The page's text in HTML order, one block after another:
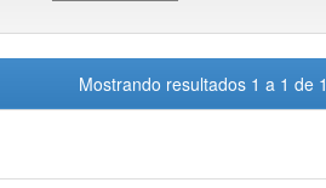
Mostrando resultados 1 a 1 de 1